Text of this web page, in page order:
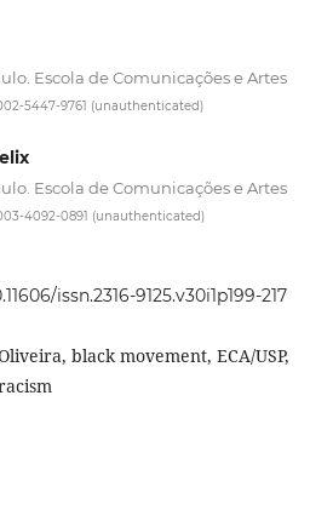
Escola de Comunicações e Artes
5447-9761 (unauthenticated)
Escola de Comunicações e Artes
4092-0891 (unauthenticated)
issn.2316-9125.v30i1p199-217
black movement, ECA/USP,